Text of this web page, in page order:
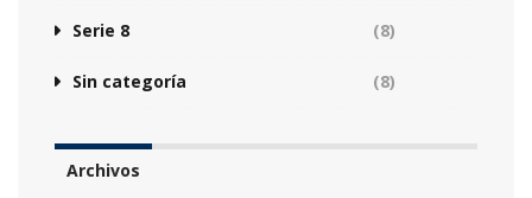
Serie 8 (8)
Sin categoría (8)
Archivos